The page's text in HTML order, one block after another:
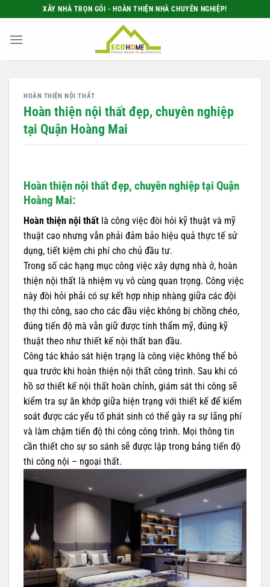
qua
nội
XÂY NHÀ TRỌN GÓI - HOÀN THIỆN NHÀ CHUYÊN NGHIỆP!
HOÀN THIỆN NỘI THẤT
Hoàn thiện nội thất đẹp, chuyên nghiệp
tại Quận Hoàng Mai
Hoàn thiện nội thất đẹp, chuyên nghiệp tại Quận
Hoàng Mai:
Hoàn thiện nội thất là công việc đòi hỏi kỹ thuật và mỹ
thuật cao nhưng vẫn phải đảm bảo hiệu quả thực tế sử
dụng, tiết kiệm chi phí cho chủ đầu tư.
Trong số các hạng mục công việc xây dựng nhà ở, hoàn
thiện nội thất là nhiệm vụ vô cùng quan trọng. Công việc
này đòi hỏi phải có sự kết hợp nhịp nhàng giữa các đội
thợ thi công, sao cho các đầu việc không bị chồng chéo,
đúng tiến độ mà vẫn giữ được tính thẩm mỹ, đúng kỹ
thuật theo như thiết kế nội thất ban đầu.
Công tác khảo sát hiện trạng là công việc không thể bỏ
qua trước khi hoàn thiện nội thất công trình. Sau khi có
hồ sơ thiết kế nội thất hoàn chỉnh, giám sát thi công sẽ
kiểm tra sự ăn khớp giữa hiện trạng với thiết kế để kiểm
soát được các yếu tố phát sinh có thể gây ra sự lãng phí
và làm chậm tiến độ thi công công trình. Mọi thông tin
cần thiết cho sự so sánh sẽ được lập trong bảng tiến độ
thi công nội – ngoại thất.